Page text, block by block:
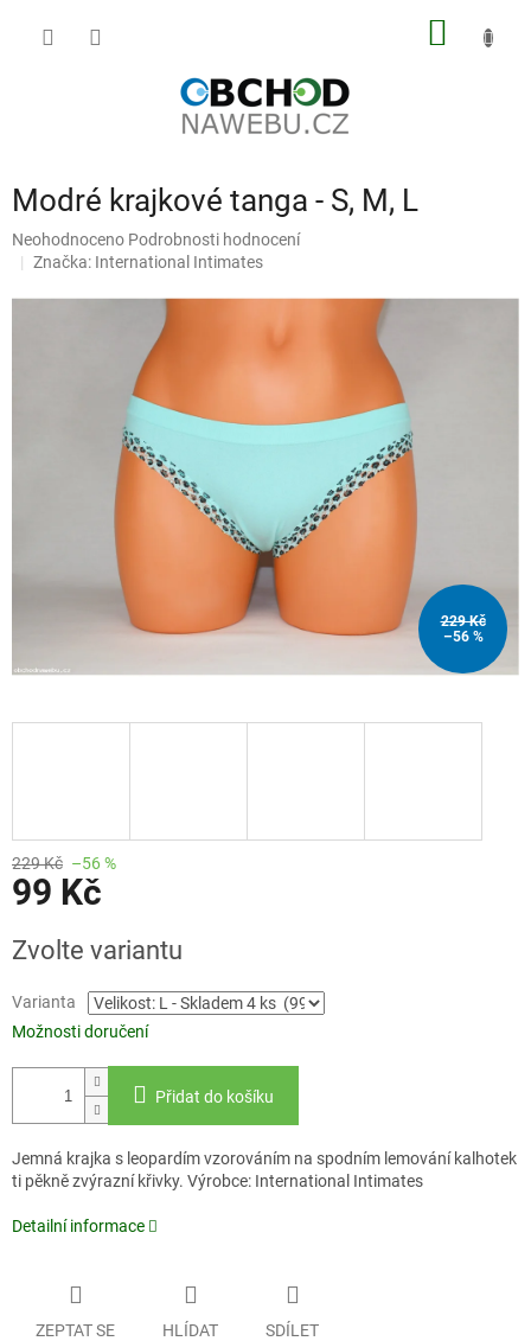
Modré krajkové tanga - S, M, L
Průměrné
hodnocení
Neohodnoceno Podrobnosti hodnocení
Značka: International Intimates
229 Kč
–56 %
229 Kč –56 %
99 Kč
cena:
Zvolte variantu
Varianta
Možnosti doručení
Přidat do košíku
Jemná krajka s leopardím vzorováním na spodním lemování kalhotek
ti pěkně zvýrazní křivky. Výrobce: International Intimates
Detailní informace
ZEPTAT SE HLÍDAT SDÍLET